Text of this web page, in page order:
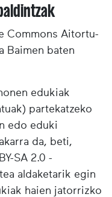
Commons Aitortu-
Baimen baten
edukiak
partekatzeko
edo eduki
da, beti,
SA 2.0 -
aldaketarik egin
haien jatorrizko